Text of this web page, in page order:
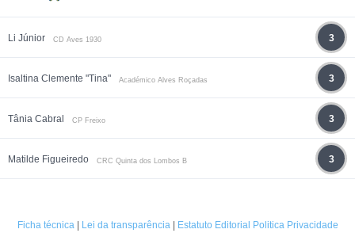
Li Júnior CD Aves 1930 3
Isaltina Clemente "Tina" Académico Alves Roçadas 3
Tânia Cabral CP Freixo 3
Matilde Figueiredo CRC Quinta dos Lombos B 3
Ficha técnica| Lei da transparência| Estatuto Editorial Politica Privacidade